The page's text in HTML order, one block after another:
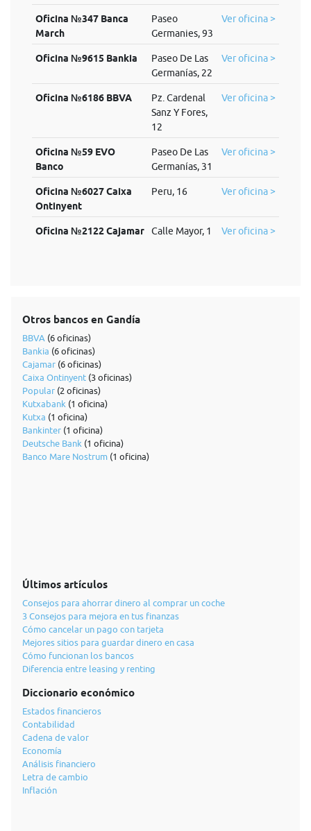
Oficina №347 Banca
March
Paseo
Germanies, 93
Ver oficina >
Oficina №9615 Bankia
Paseo De Las
Germanías, 22
Ver oficina >
Oficina №6186 BBVA
Pz. Cardenal
Sanz Y Fores,
12
Ver oficina >
Oficina №59 EVO
Banco
Paseo De Las
Germanías, 31
Ver oficina >
Oficina №6027 Caixa
Ontinyent
Peru, 16 Ver oficina >
Oficina №2122 Cajamar Calle Mayor, 1 Ver oficina >
Otros bancos en Gandía
BBVA (6 oficinas)
Bankia (6 oficinas)
Cajamar (6 oficinas)
Caixa Ontinyent (3 oficinas)
Popular (2 oficinas)
Kutxabank (1 oficina)
Kutxa (1 oficina)
Bankinter (1 oficina)
Deutsche Bank (1 oficina)
Banco Mare Nostrum (1 oficina)
Últimos artículos
Consejos para ahorrar dinero al comprar un coche
3 Consejos para mejora en tus finanzas
Cómo cancelar un pago con tarjeta
Mejores sitios para guardar dinero en casa
Cómo funcionan los bancos
Diferencia entre leasing y renting
Diccionario económico
Estados financieros
Contabilidad
Cadena de valor
Economía
Análisis financiero
Letra de cambio
Inflación